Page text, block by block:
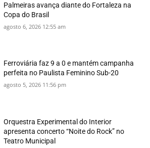
Palmeiras avança diante do Fortaleza na
Copa do Brasil
agosto 6, 2026 12:55 am
Ferroviária faz 9 a 0 e mantém campanha
perfeita no Paulista Feminino Sub-20
agosto 5, 2026 11:56 pm
Orquestra Experimental do Interior
apresenta concerto “Noite do Rock” no
Teatro Municipal